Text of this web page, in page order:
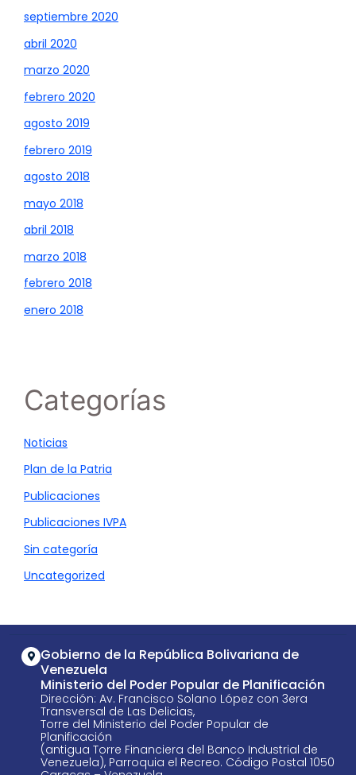
septiembre 2020
abril 2020
marzo 2020
febrero 2020
agosto 2019
febrero 2019
agosto 2018
mayo 2018
abril 2018
marzo 2018
febrero 2018
enero 2018
Categorías
Noticias
Plan de la Patria
Publicaciones
Publicaciones IVPA
Sin categoría
Uncategorized
Gobierno de la República Bolivariana de
Venezuela
Ministerio del Poder Popular de Planificación
Dirección: Av. Francisco Solano López con 3era
Transversal de Las Delicias,
Torre del Ministerio del Poder Popular de
Planificación
(antigua Torre Financiera del Banco Industrial de
Venezuela), Parroquia el Recreo. Código Postal 1050